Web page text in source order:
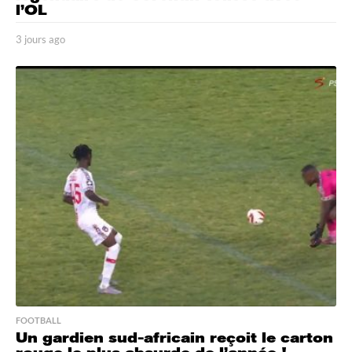
l’OL
3 jours ago
o
o
FOOTBALL
Un gardien sud-africain reçoit le carton